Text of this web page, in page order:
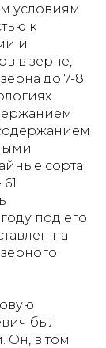
условиям
к
и
в зерне,
до 7-8
сорта
под его
на
был
Он, в том